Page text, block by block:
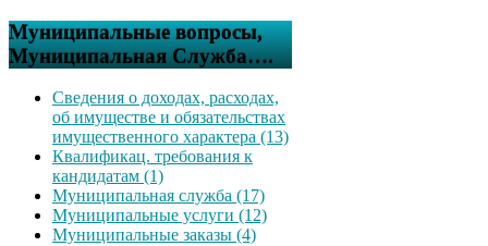
Муниципальные вопросы,
Муниципальная Служба….
Сведения о доходах, расходах,
об имуществе и обязательствах
имущественного характера (13)
Квалификац. требования к
кандидатам (1)
Муниципальная служба (17)
Муниципальные услуги (12)
Муниципальные заказы (4)